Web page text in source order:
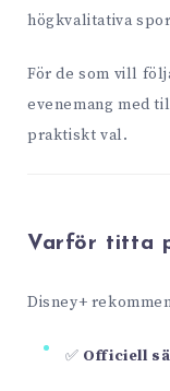
högkvalitativa
För de som vill
evenemang med
praktiskt val.
Varför titta
Disney+
✅ Officiell